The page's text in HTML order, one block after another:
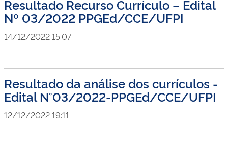
Resultado Recurso Currículo – Edital
Nº 03/2022 PPGEd/CCE/UFPI
14/12/2022 15:07
Resultado da análise dos currículos -
Edital N°03/2022-PPGEd/CCE/UFPI
12/12/2022 19:11